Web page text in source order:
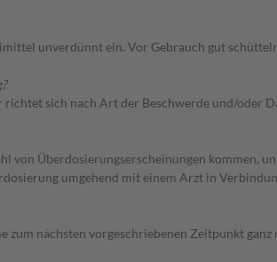
unverdünnt ein. Vor Gebrauch gut
richtet sich nach Art der Beschwerde und/oder
von Überdosierungserscheinungen kommen,
umgehend mit einem Arzt in
zum nächsten vorgeschriebenen Zeitpunkt